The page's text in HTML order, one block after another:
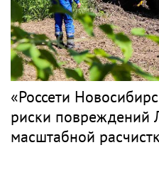
«Россети
риски повреждений
масштабной